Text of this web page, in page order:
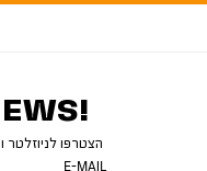
הצטרפו לניוזלטר וקבלו 10% הנחה לקנייה
E-MAIL